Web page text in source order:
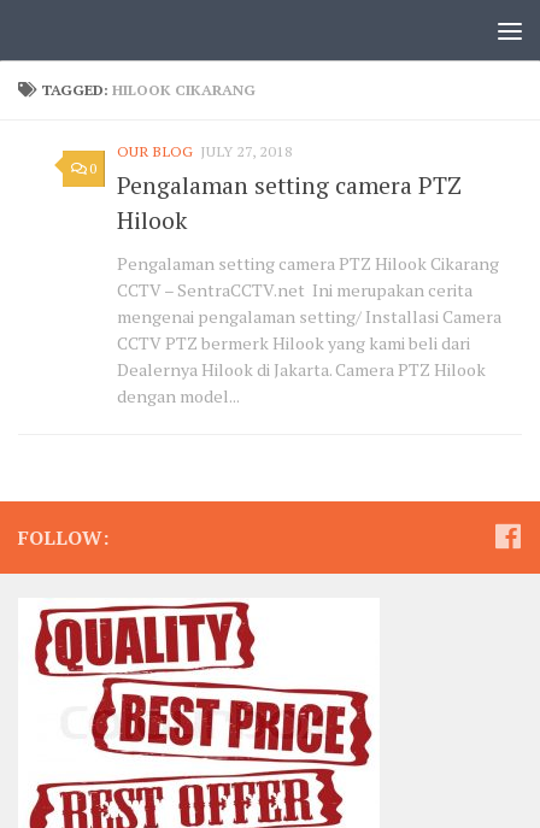
TAGGED:HILOOK CIKARANG
0
OUR BLOG JULY 27, 2018
Pengalaman setting camera PTZ
Hilook
Pengalaman setting camera PTZ Hilook Cikarang
CCTV – SentraCCTV.net Ini merupakan cerita
mengenai pengalaman setting/ Installasi Camera
CCTV PTZ bermerk Hilook yang kami beli dari
Dealernya Hilook di Jakarta. Camera PTZ Hilook
dengan model...
FOLLOW: